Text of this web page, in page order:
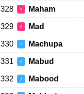
328 ♀ Maham
329 ♀ Mad
330 ♂ Machupa
331 ♂ Mabud
332 ♂ Mabood